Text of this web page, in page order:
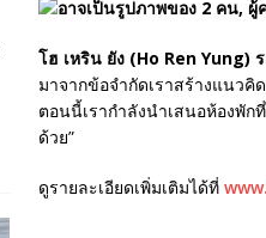
โฮ เหริน ยัง (Ho Ren Yung)
มาจากข้อจำกัดเราสร้างแนวคิ
ตอนนี้เรากำลังนำเสนอห้องพั
ด้วย”
ดูรายละเอียดเพิ่มเติมได้ที่